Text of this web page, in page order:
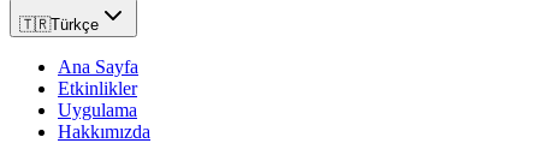
🇹🇷Türkçe
Ana Sayfa
Etkinlikler
Uygulama
Hakkımızda